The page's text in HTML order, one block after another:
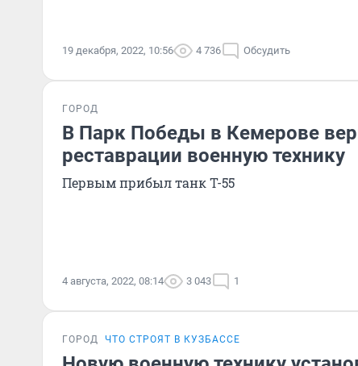
19 декабря, 2022, 10:56 4 736 Обсудить
ГОРОД
В Парк Победы в Кемерове
реставрации военную технику
Первым прибыл танк Т-55
4 августа, 2022, 08:14 3 043 1
ГОРОД ЧТО СТРОЯТ В КУЗБАССЕ